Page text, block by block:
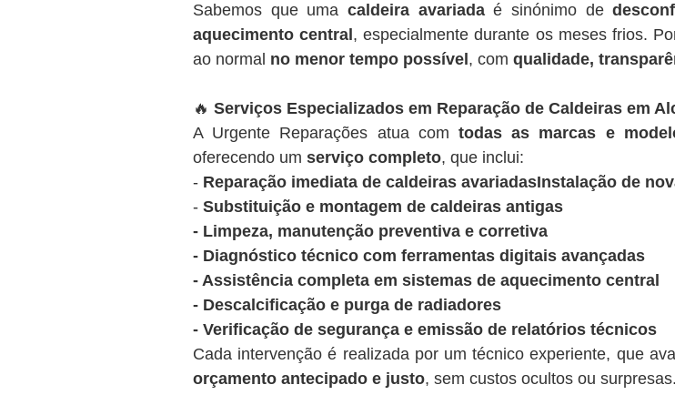
Sabemos que uma caldeira avariadaé sinónimo de
aquecimento central , especialmente durante os meses frios.
ao normal no menor tempo possível , com qualidade,
🔥 Serviços Especializados em Reparação de Caldeiras em
A Urgente Reparações atua com todas as marcas e
oferecendo um serviço completo, que inclui:
- Reparação imediata de caldeiras avariadasInstalação de
- Substituição e montagem de caldeiras antigas
- Limpeza, manutenção preventiva e corretiva
- Diagnóstico técnico com ferramentas digitais avançadas
- Assistência completa em sistemas de aquecimento central
- Descalcificação e purga de radiadores
- Verificação de segurança e emissão de relatórios técnicos
Cada intervenção é realizada por um técnico experiente, que
orçamento antecipado e justo, sem custos ocultos ou surpresas.